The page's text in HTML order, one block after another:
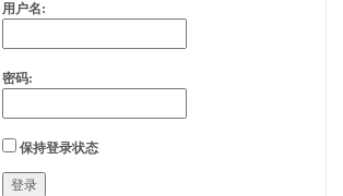
用户名:
密码:
保持登录状态
登录